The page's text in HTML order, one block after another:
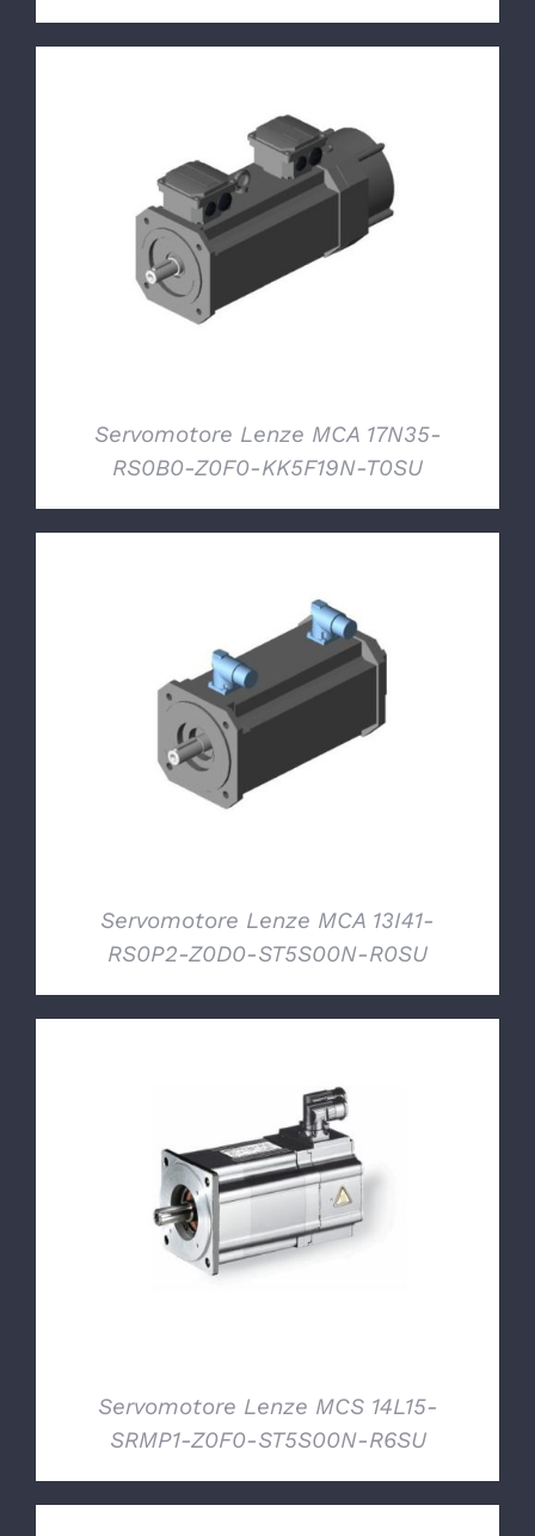
DETTAGLI
Servomotore Lenze MCA 17N35-
RS0B0-Z0F0-KK5F19N-T0SU
DETTAGLI
Servomotore Lenze MCA 13I41-
RS0P2-Z0D0-ST5S00N-R0SU
DETTAGLI
Servomotore Lenze MCS 14L15-
SRMP1-Z0F0-ST5S00N-R6SU